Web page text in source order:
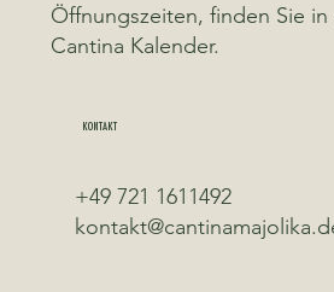
Öffnungszeiten, finden Sie in
Cantina Kalender.
KONTAKT
+49 721 1611492